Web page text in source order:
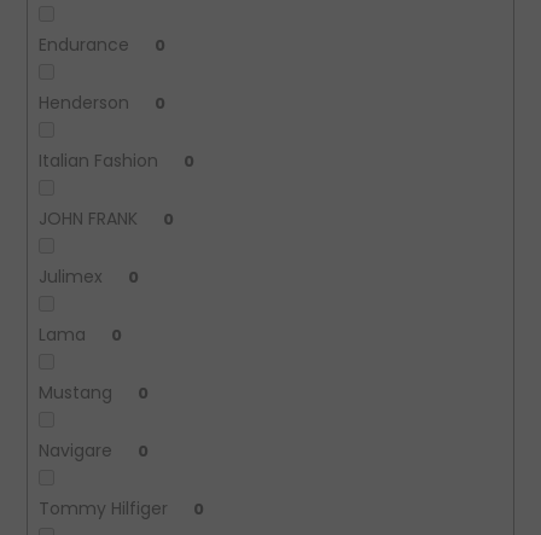
Endurance 0
Henderson 0
Italian Fashion 0
JOHN FRANK 0
Julimex 0
Lama 0
Mustang 0
Navigare 0
Tommy Hilfiger 0